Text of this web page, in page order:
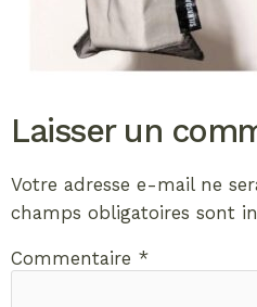
Laisser un
Votre adresse e-mail ne
champs obligatoires sont
Commentaire *